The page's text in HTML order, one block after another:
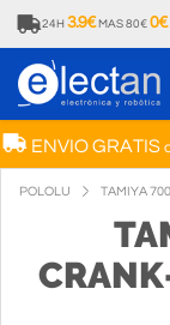
24H 3.9€ MAS 80€ 0€
ENVIO GRATIS
POLOLU TAMIYA